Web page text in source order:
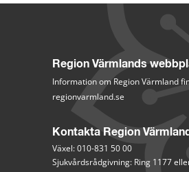
Region Värmlands
Information om Region Värmland
regionvarmland.se
Kontakta Region Värmland
Växel: 010-831 50 00
Sjukvårdsrådgivning: Ring 1177